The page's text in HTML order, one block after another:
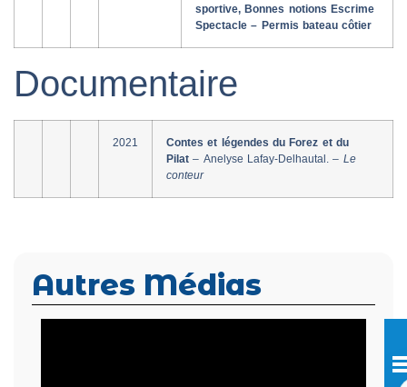
sportive, Bonnes notions Escrime
Spectacle – Permis bateau côtier
Documentaire
2021
Contes et légendes du Forez et du
Pilat – Anelyse Lafay-Delhautal. – Le
conteur
Autres Médias